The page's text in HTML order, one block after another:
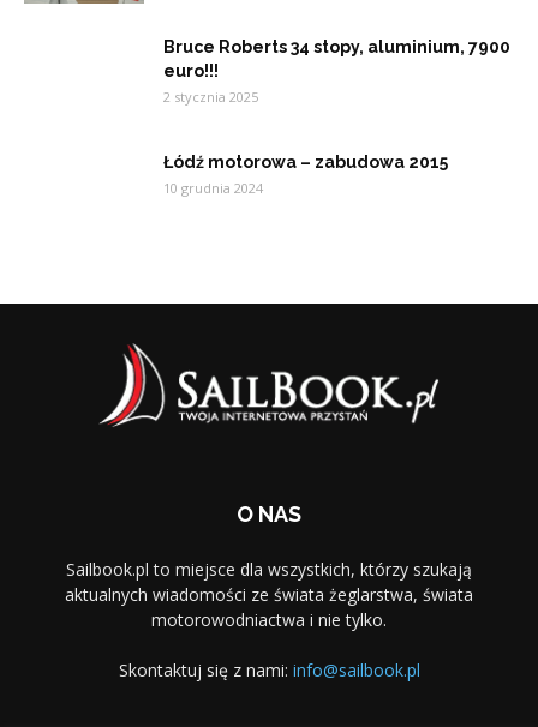
Bruce Roberts 34 stopy, aluminium, 7900
euro!!!
2 stycznia 2025
Łódź motorowa – zabudowa 2015
10 grudnia 2024
O NAS
Sailbook.pl to miejsce dla wszystkich, którzy szukają
aktualnych wiadomości ze świata żeglarstwa, świata
motorowodniactwa i nie tylko.
Skontaktuj się z nami: info@sailbook.pl